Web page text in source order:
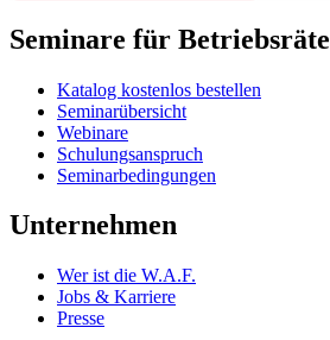
Seminare für Betriebsräte
Katalog kostenlos bestellen
Seminarübersicht
Webinare
Schulungsanspruch
Seminarbedingungen
Unternehmen
Wer ist die W.A.F.
Jobs & Karriere
Presse